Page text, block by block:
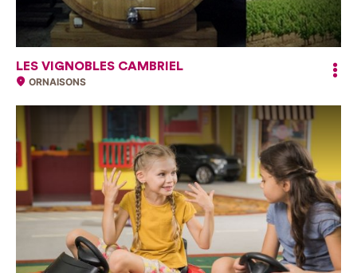
LES VIGNOBLES CAMBRIEL
ORNAISONS